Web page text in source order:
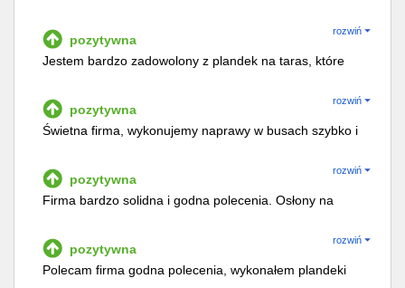
pozytywna
rozwiń
Jestem bardzo zadowolony z plandek na taras, które
zapewniając świetną ochronę przed deszczem i
wiatrem. Materiał jest trwały, a montaż szybki i łatwy.
Polecam tę firmę za profesjonalizm i wysoką jakość
pozytywna
rozwiń
Świetna firma, wykonujemy naprawy w busach szybko i
pozytywna
rozwiń
Firma bardzo solidna i godna polecenia. Osłony na
przesłanym rysunkiem.
pozytywna
rozwiń
Polecam firma godna polecenia, wykonałem plandeki